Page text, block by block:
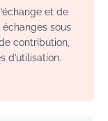
et de
sous
contribution,
d’utilisation.